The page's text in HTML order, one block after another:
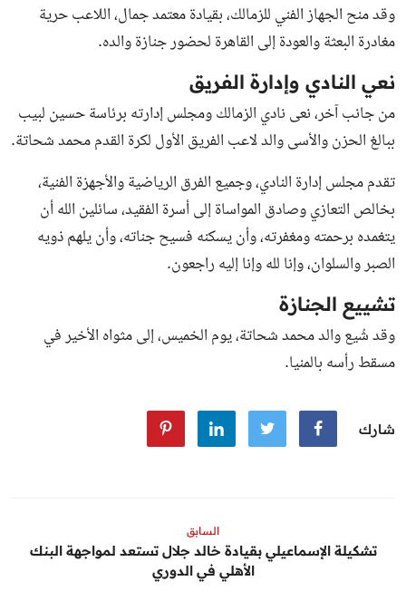
وقد منح الجهاز الفني للزمالك، بقيادة معتمد جمال، اللاعب حرية
مغادرة البعثة والعودة إلى القاهرة لحضور جنازة والده.
نعي النادي وإدارة الفريق
من جانب آخر، نعى نادي الزمالك ومجلس إدارته برئاسة حسين لبيب
ببالغ الحزن والأسى والد لاعب الفريق الأول لكرة القدم محمد شحاتة.
تقدم مجلس إدارة النادي، وجميع الفرق الرياضية والأجهزة الفنية،
بخالص التعازي وصادق المواساة إلى أسرة الفقيد، سائلين الله أن
يتغمده برحمته ومغفرته، وأن يسكنه فسيح جناته، وأن يلهم ذويه
الصبر والسلوان، وإنا لله وإنا إليه راجعون.
تشييع الجنازة
وقد شُيع والد محمد شحاتة، يوم الخميس، إلى مثواه الأخير في
مسقط رأسه بالمنيا.
شارك
السابق
تشكيلة الإسماعيلي بقيادة خالد جلال تستعد لمواجهة البنك
الأهلي في الدوري